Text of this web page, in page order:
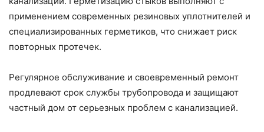
применением современных резиновых уплотнителей и
специализированных герметиков, что снижает риск
повторных протечек.
Регулярное обслуживание и своевременный ремонт
продлевают срок службы трубопровода и защищают
частный дом от серьезных проблем с канализацией.